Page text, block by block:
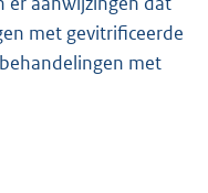
met gevitrificeerde
met